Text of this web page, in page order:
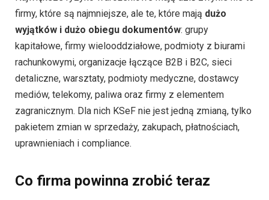
firmy, które są najmniejsze, ale te, które mają dużo
wyjątków i dużo obiegu dokumentów: grupy
kapitałowe, firmy wielooddziałowe, podmioty z biurami
rachunkowymi, organizacje łączące B2B i B2C, sieci
detaliczne, warsztaty, podmioty medyczne, dostawcy
mediów, telekomy, paliwa oraz firmy z elementem
zagranicznym. Dla nich KSeF nie jest jedną zmianą, tylko
pakietem zmian w sprzedaży, zakupach, płatnościach,
uprawnieniach i compliance.
Co firma powinna zrobić teraz